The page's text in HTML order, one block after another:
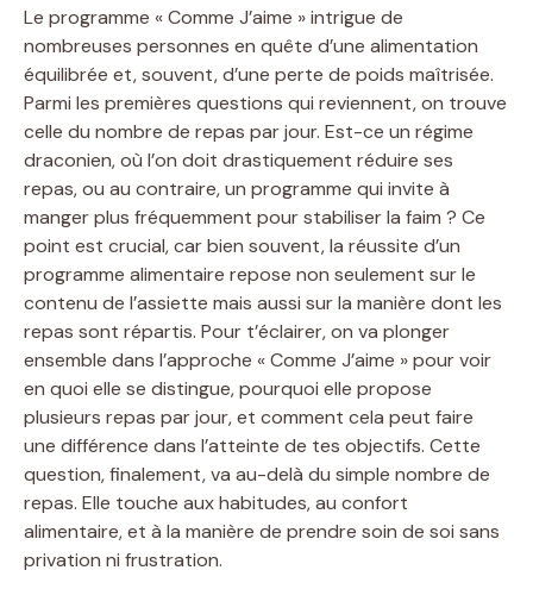
Le programme « Comme J’aime » intrigue de
nombreuses personnes en quête d’une alimentation
équilibrée et, souvent, d’une perte de poids maîtrisée.
Parmi les premières questions qui reviennent, on trouve
celle du nombre de repas par jour. Est-ce un régime
draconien, où l’on doit drastiquement réduire ses
repas, ou au contraire, un programme qui invite à
manger plus fréquemment pour stabiliser la faim ? Ce
point est crucial, car bien souvent, la réussite d’un
programme alimentaire repose non seulement sur le
contenu de l’assiette mais aussi sur la manière dont les
repas sont répartis. Pour t’éclairer, on va plonger
ensemble dans l’approche « Comme J’aime » pour voir
en quoi elle se distingue, pourquoi elle propose
plusieurs repas par jour, et comment cela peut faire
une différence dans l’atteinte de tes objectifs. Cette
question, finalement, va au-delà du simple nombre de
repas. Elle touche aux habitudes, au confort
alimentaire, et à la manière de prendre soin de soi sans
privation ni frustration.